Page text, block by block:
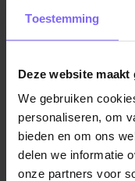
Toestemming
Deze website
We gebruiken
personaliseren, om
bieden en om ons
delen we informatie
onze partners voor
vooral doordat er
zijn. Toch blijft de
die behoefte te
BRON:Telegraaf
Bron:Telegraaf.nl